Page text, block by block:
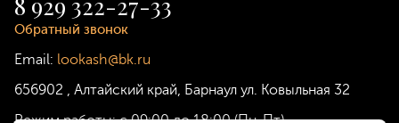
Обратный звонок
Email: lookash@bk.ru
656902 , Алтайский край, Барнаул ул. Ковыльная 32